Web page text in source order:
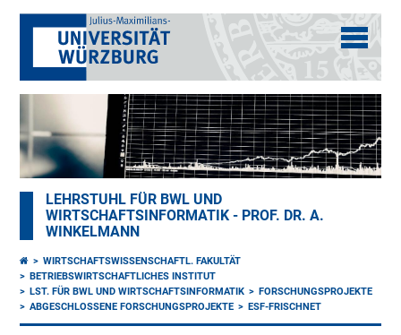
LEHRSTUHL FÜR BWL UND
WIRTSCHAFTSINFORMATIK - PROF. DR. A.
WINKELMANN
WIRTSCHAFTSWISSENSCHAFTL. FAKULTÄT
BETRIEBSWIRTSCHAFTLICHES INSTITUT
LST. FÜR BWL UND WIRTSCHAFTSINFORMATIK
FORSCHUNGSPROJEKTE
ABGESCHLOSSENE FORSCHUNGSPROJEKTE
ESF-FRISCHNET